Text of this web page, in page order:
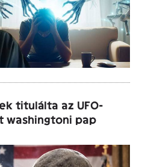
titulálta az UFO-
washingtoni pap